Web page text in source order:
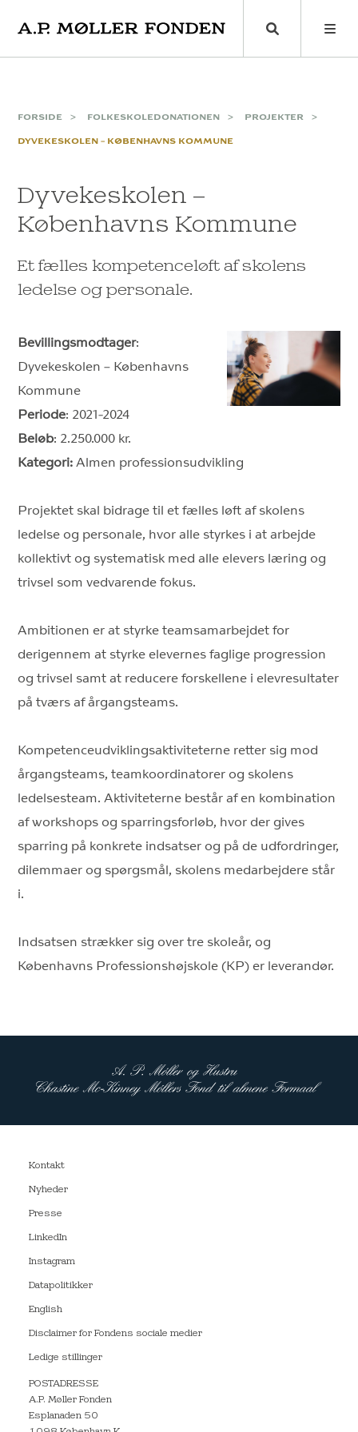
Skip
FORSIDE FOLKESKOLEDONATIONEN PROJEKTER
DYVEKESKOLEN – KØBENHAVNS KOMMUNE
Dyvekeskolen –
Københavns Kommune
Et fælles kompetenceløft af skolens
ledelse og personale.
Bevillingsmodtager:
Dyvekeskolen – Københavns
Kommune
Periode: 2021-2024
Beløb: 2.250.000 kr.
Kategori: Almen professionsudvikling
Projektet skal bidrage til et fælles løft af skolens
ledelse og personale, hvor alle styrkes i at arbejde
kollektivt og systematisk med alle elevers læring og
trivsel som vedvarende fokus.
Ambitionen er at styrke teamsamarbejdet for
derigennem at styrke elevernes faglige progression
og trivsel samt at reducere forskellene i elevresultater
på tværs af årgangsteams.
Kompetenceudviklingsaktiviteterne retter sig mod
årgangsteams, teamkoordinatorer og skolens
ledelsesteam. Aktiviteterne består af en kombination
af workshops og sparringsforløb, hvor der gives
sparring på konkrete indsatser og på de udfordringer,
dilemmaer og spørgsmål, skolens medarbejdere står
i.
Indsatsen strækker sig over tre skoleår, og
Københavns Professionshøjskole (KP) er leverandør.
Kontakt
Nyheder
Presse
LinkedIn
Instagram
Datapolitikker
English
Disclaimer for Fondens sociale medier
Ledige stillinger
POSTADRESSE
A.P. Møller Fonden
Esplanaden 50